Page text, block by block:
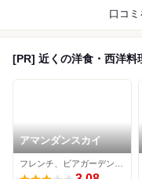
口コミ
[PR] 近くの洋食・西洋料
アマンダンスカイ